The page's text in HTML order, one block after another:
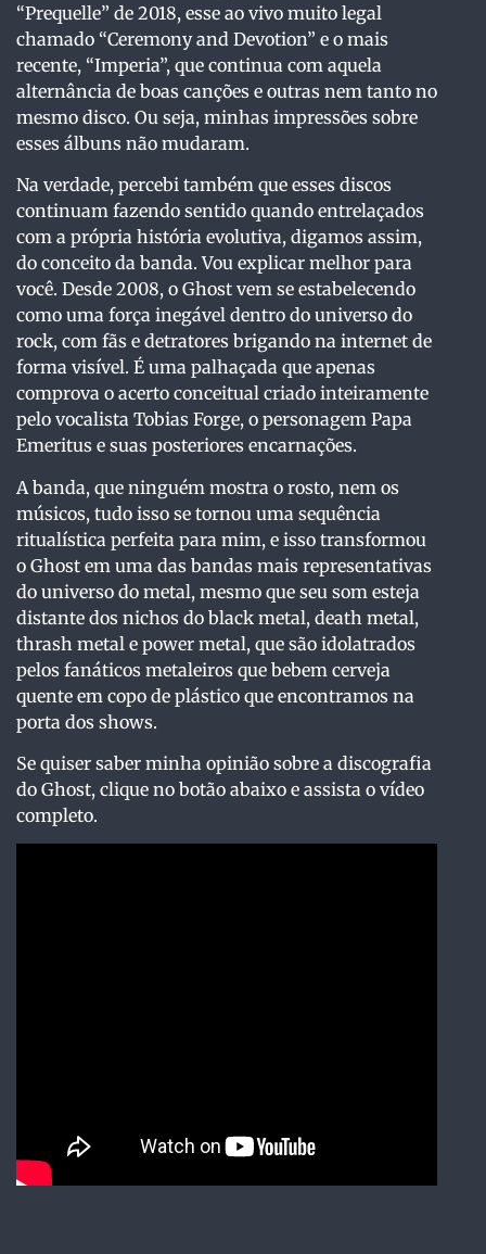
“Prequelle” de 2018, esse ao vivo muito legal
chamado “Ceremony and Devotion” e o mais
recente, “Imperia”, que continua com aquela
alternância de boas canções e outras nem tanto no
mesmo disco. Ou seja, minhas impressões sobre
esses álbuns não mudaram.
Na verdade, percebi também que esses discos
continuam fazendo sentido quando entrelaçados
com a própria história evolutiva, digamos assim,
do conceito da banda. Vou explicar melhor para
você. Desde 2008, o Ghost vem se estabelecendo
como uma força inegável dentro do universo do
rock, com fãs e detratores brigando na internet de
forma visível. É uma palhaçada que apenas
comprova o acerto conceitual criado inteiramente
pelo vocalista Tobias Forge, o personagem Papa
Emeritus e suas posteriores encarnações.
A banda, que ninguém mostra o rosto, nem os
músicos, tudo isso se tornou uma sequência
ritualística perfeita para mim, e isso transformou
o Ghost em uma das bandas mais representativas
do universo do metal, mesmo que seu som esteja
distante dos nichos do black metal, death metal,
thrash metal e power metal, que são idolatrados
pelos fanáticos metaleiros que bebem cerveja
quente em copo de plástico que encontramos na
porta dos shows.
Se quiser saber minha opinião sobre a discografia
do Ghost, clique no botão abaixo e assista o vídeo
completo.